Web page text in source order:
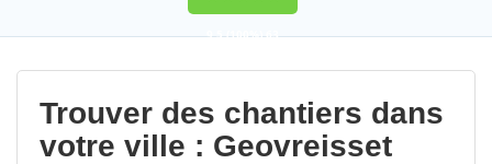
9,5(100%)63
votes
Trouver des chantiers dans
votre ville : Geovreisset